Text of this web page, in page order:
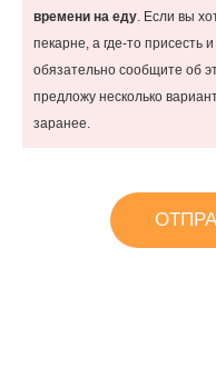
времени на еду. Если вы
пекарне, а где-то присесть
обязательно сообщите об
предложу несколько
заранее.